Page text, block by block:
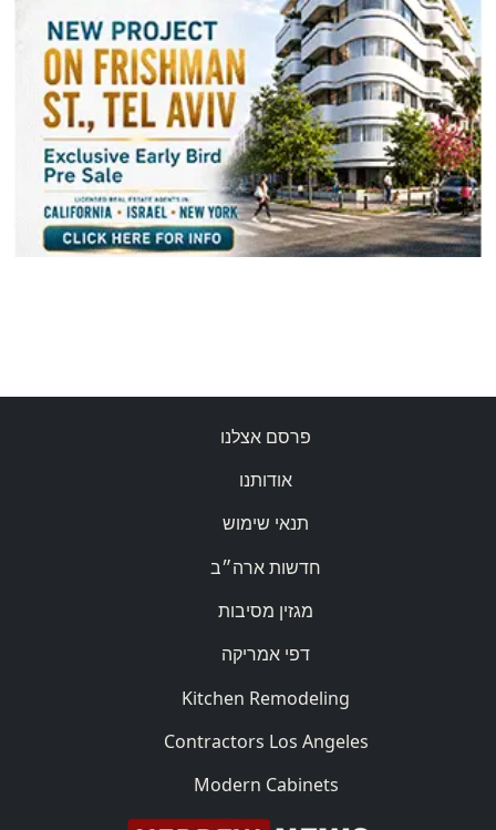
פרסם אצלנו
אודותנו
תנאי שימוש
חדשות ארה״ב
מגזין מסיבות
דפי אמריקה
Kitchen Remodeling
Contractors Los Angeles
Modern Cabinets